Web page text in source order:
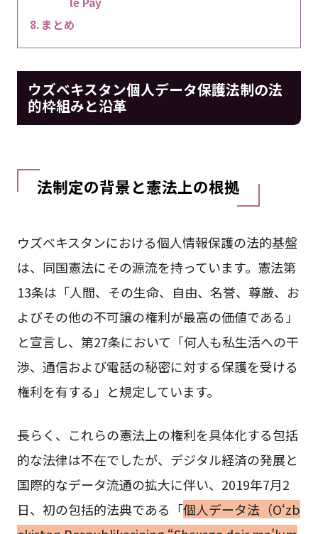
まとめ
ウズベキスタン個人データ保護法制の法
的枠組みと沿革
法制定の背景と憲法上の根拠
ウズベキスタンにおける個人情報保護の法的基盤
は、同国憲法にその源流を持っています。憲法第
13条は「人間、その生命、自由、名誉、尊厳、お
よびその他の不可譲の権利が最高の価値である」
と宣言し、第27条において「何人も私生活への干
渉、通信および電話の秘密に対する保護を受ける
権利を有する」と規定しています。
長らく、これらの憲法上の権利を具体化する包括
的な法律は不在でしたが、デジタル経済の発展と
国際的なデータ流通の拡大に伴い、2019年7月2
日、初の包括的法典である「個人データ法（O‘zb